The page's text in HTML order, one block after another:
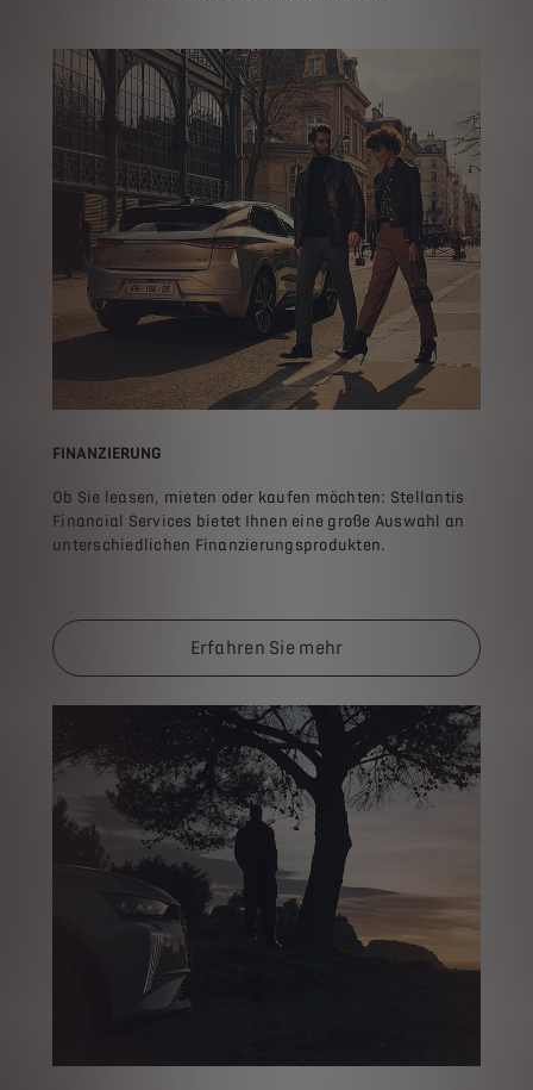
FINANZIERUNG
Ob Sie leasen, mieten oder kaufen möchten: Stellantis
Financial Services bietet Ihnen eine große Auswahl an
unterschiedlichen Finanzierungsprodukten.
Erfahren Sie mehr